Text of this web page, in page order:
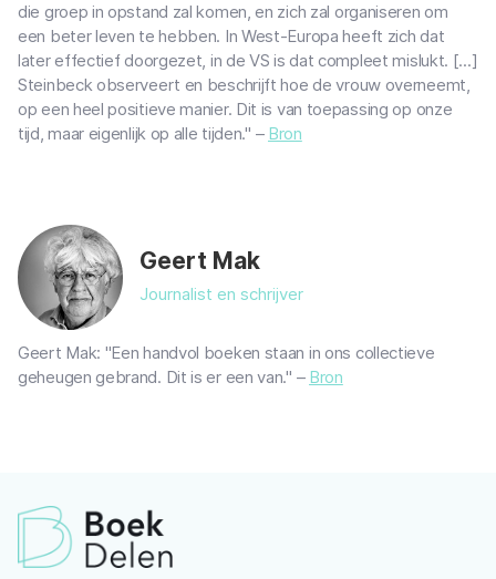
die groep in opstand zal komen, en zich zal organiseren om
een beter leven te hebben. In West-Europa heeft zich dat
later effectief doorgezet, in de VS is dat compleet mislukt. [...]
Steinbeck observeert en beschrijft hoe de vrouw overneemt,
op een heel positieve manier. Dit is van toepassing op onze
tijd, maar eigenlijk op alle tijden." – Bron
Geert Mak
Journalist en schrijver
Geert Mak: "Een handvol boeken staan in ons collectieve
geheugen gebrand. Dit is er een van." – Bron